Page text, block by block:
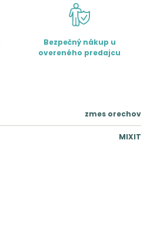
Bezpečný nákup u
overeného predajcu
zmes orechov
MIXIT